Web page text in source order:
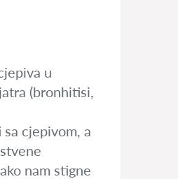
u
(bronhitisi,
cjepivom, a
nam stigne